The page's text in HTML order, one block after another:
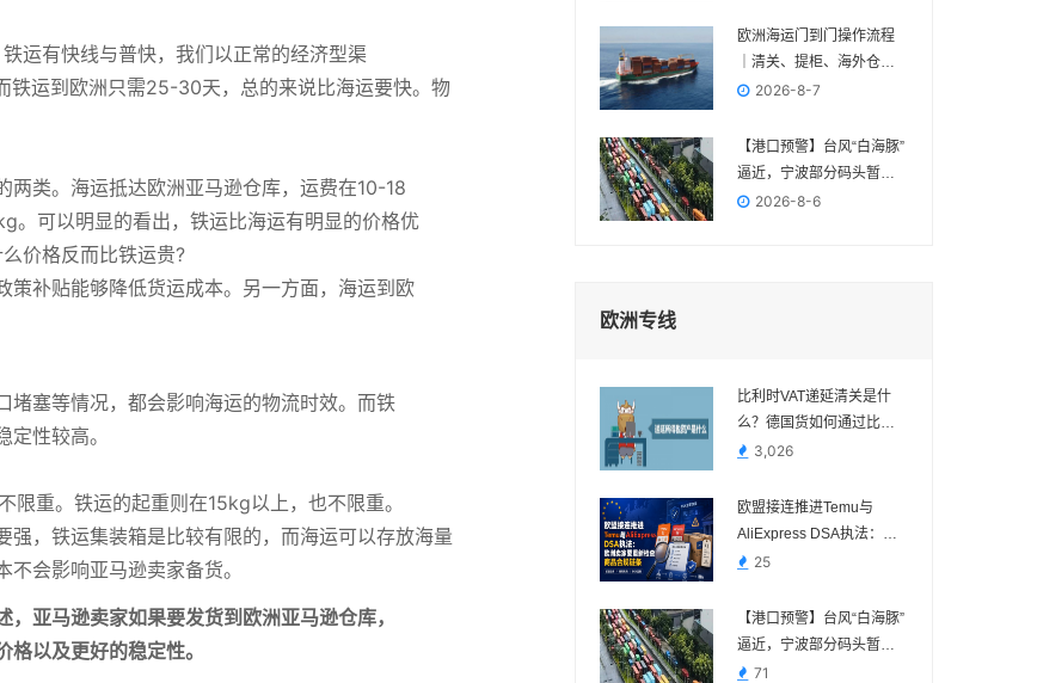
运有快线与普快，我们以正常的经济型渠
运到欧洲只需25-30天，总的来说比海运要快。物
类。海运抵达欧洲亚马逊仓库，运费在10-18
可以明显的看出，铁运比海运有明显的价格优
价格反而比铁运贵?
补贴能够降低货运成本。另一方面，海运到欧
堵塞等情况，都会影响海运的物流时效。而铁
性较高。
重。铁运的起重则在15kg以上，也不限重。
，铁运集装箱是比较有限的，而海运可以存放海量
会影响亚马逊卖家备货。
亚马逊卖家如果要发货到欧洲亚马逊仓库，
以及更好的稳定性。
欧洲海运门到门操作流程
｜清关、提柜、海外仓与
FBA交付节点
2026-8-7
【港口预警】台风“白海豚”
逼近，宁波部分码头暂停
作业，近期出货请提前规
2026-8-6
欧洲专线
比利时VAT递延清关是什
么？德国货如何通过比利
时进口？
3,026
欧盟接连推进Temu与
AliExpress DSA执法：欧
洲卖家要重新检查商品合
25
【港口预警】台风“白海豚”
逼近，宁波部分码头暂停
作业，近期出货请提前规
71